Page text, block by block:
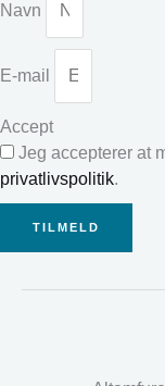
Navn
E-mail
Accept
Jeg accepterer at
privatlivspolitik.
TILMELD